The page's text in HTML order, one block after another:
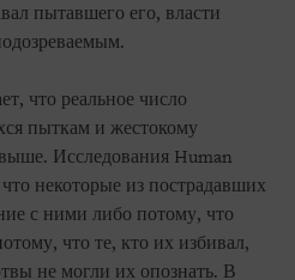
пытавшего его, власти
что реальное число
пыткам и жестокому
Исследования Human
некоторые из пострадавших
с ними либо потому, что
что те, кто их избивал,
не могли их опознать. В